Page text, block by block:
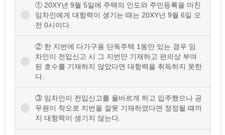
① 20XY년 9월 5일에 주택의 인도와 주민등록을 마친
임차인에게 대항력이 생기는 때는 20XY넌 9월 6일 오
전 0시이다.
② 한 지번에 다가구용 단독주택 1동만 있는 경우 임
차인이 전입신고 시 그 지번만 기재하고 편의상 부여
된 호수를 기재하지 않았다면 대항력을 취득하지 못한
다.
③ 임차인이 전입신고를 올바르게 하고 입주했으나 공
무원이 착오로 지번을 잘못 기재하였다면 정정될 때까
지 대항력이 생기지 않는다.